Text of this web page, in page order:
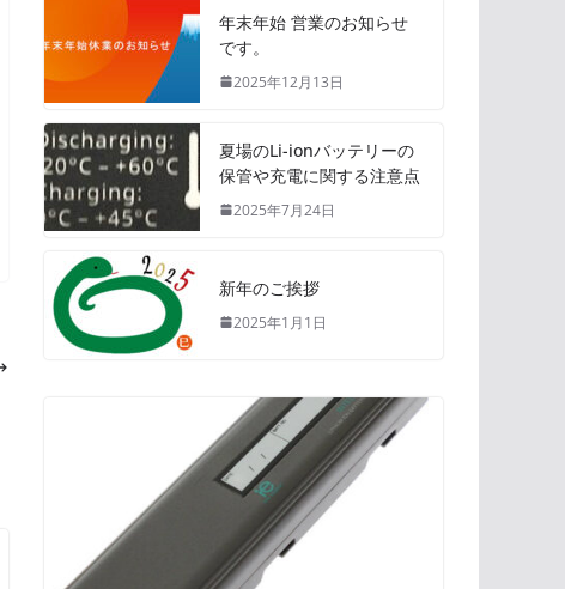
年末年始 営業のお知らせ
です。
2025年12月13日
夏場のLi-ionバッテリーの
保管や充電に関する注意点
2025年7月24日
新年のご挨拶
2025年1月1日